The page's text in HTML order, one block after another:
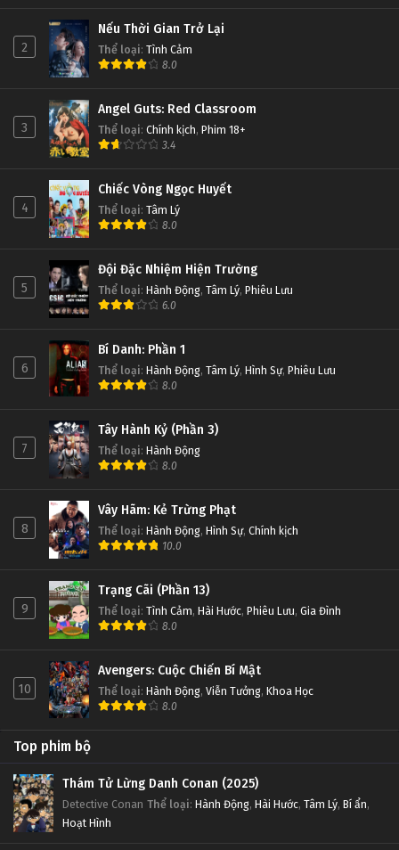
2
Nếu Thời Gian Trở Lại
Thể loại: Tình Cảm
8.0
3
Angel Guts: Red Classroom
Thể loại: Chính kịch, Phim 18+
3.4
4
Chiếc Vòng Ngọc Huyết
Thể loại: Tâm Lý
8.0
5
Đội Đặc Nhiệm Hiện Trường
Thể loại: Hành Động, Tâm Lý, Phiêu Lưu
6.0
6
Bí Danh: Phần 1
Thể loại: Hành Động, Tâm Lý, Hình Sự, Phiêu Lưu
8.0
7
Tây Hành Kỷ (Phần 3)
Thể loại: Hành Động
8.0
8
Vây Hãm: Kẻ Trừng Phạt
Thể loại: Hành Động, Hình Sự, Chính kịch
10.0
9
Trạng Cãi (Phần 13)
Thể loại: Tình Cảm, Hài Hước, Phiêu Lưu, Gia Đình
8.0
10
Avengers: Cuộc Chiến Bí Mật
Thể loại: Hành Động, Viễn Tưởng, Khoa Học
8.0
Top phim bộ
Thám Tử Lừng Danh Conan (2025)
Detective Conan Thể loại: Hành Động, Hài Hước, Tâm Lý, Bí ẩn,
Hoạt Hình